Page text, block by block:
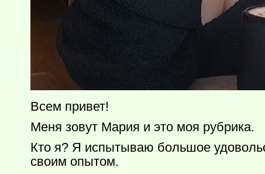
Всем привет!
Меня зовут Мария и это моя рубрика.
Кто я? Я испытываю большое
своим опытом.